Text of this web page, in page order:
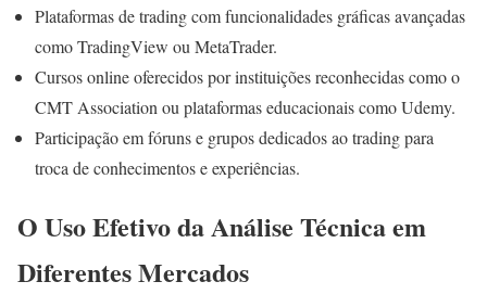
Plataformas de trading com funcionalidades gráficas avançadas
como TradingView ou MetaTrader.
Cursos online oferecidos por instituições reconhecidas como o
CMT Association ou plataformas educacionais como Udemy.
Participação em fóruns e grupos dedicados ao trading para
troca de conhecimentos e experiências.
O Uso Efetivo da Análise Técnica em
Diferentes Mercados